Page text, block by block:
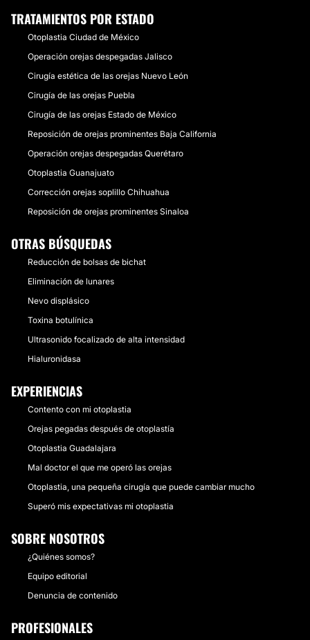
TRATAMIENTOS POR ESTADO
Otoplastia Ciudad de México
Operación orejas despegadas Jalisco
Cirugía estética de las orejas Nuevo León
Cirugía de las orejas Puebla
Cirugía de las orejas Estado de México
Reposición de orejas prominentes Baja California
Operación orejas despegadas Querétaro
Otoplastia Guanajuato
Corrección orejas soplillo Chihuahua
Reposición de orejas prominentes Sinaloa
OTRAS BÚSQUEDAS
Reducción de bolsas de bichat
Eliminación de lunares
Nevo displásico
Toxina botulínica
Ultrasonido focalizado de alta intensidad
Hialuronidasa
EXPERIENCIAS
Contento con mi otoplastia
Orejas pegadas después de otoplastía
Otoplastia Guadalajara
Mal doctor el que me operó las orejas
Otoplastia, una pequeña cirugía que puede cambiar mucho
Superó mis expectativas mi otoplastia
SOBRE NOSOTROS
¿Quiénes somos?
Equipo editorial
Denuncia de contenido
PROFESIONALES